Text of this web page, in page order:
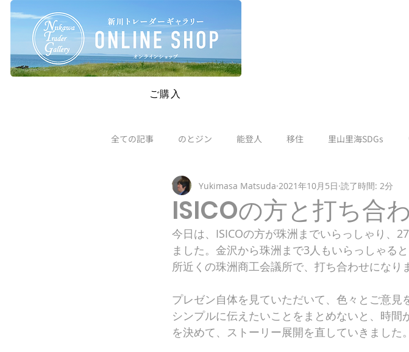
SAFETY RESTRICTIONS IN PLACE: Please read our new policies before you visit. More details
ご購入
全ての記事 のとジン 能登人 移住 里山里海SDGs
ISICOの方と打ち合
Yukimasa Matsuda 2021年10月5日 読了時間: 2分
今日は、ISICOの方が珠洲までいらっしゃり、
ました。金沢から珠洲まで3人もいらっしゃる
所近くの珠洲商工会議所で、打ち合わせになり
プレゼン自体を見ていただいて、色々とご意見
シンプルに伝えたいことをまとめないと、時
を決めて、ストーリー展開を直していきました。